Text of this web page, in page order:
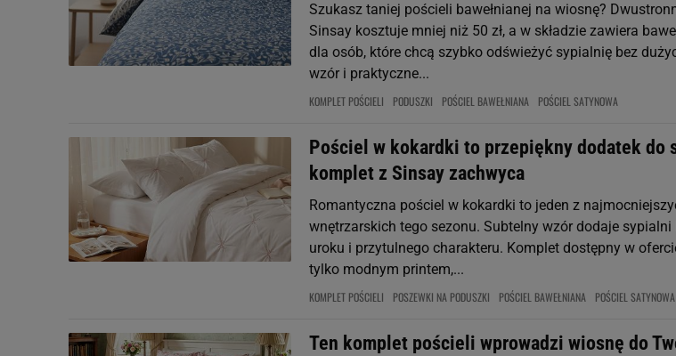
Szukasz taniej pościeli bawełnianej na wiosnę?
Sinsay kosztuje mniej niż 50 zł, a w składzie zawiera
dla osób, które chcą szybko odświeżyć sypialnię bez
wzór i praktyczne...
KOMPLET POŚCIELI PODUSZKI POŚCIEL BAWEŁNIANA POŚCIEL SATYNOWA
Pościel w kokardki to przepiękny dodatek do
komplet z Sinsay zachwyca
Romantyczna pościel w kokardki to jeden z
wnętrzarskich tego sezonu. Subtelny wzór dodaje
uroku i przytulnego charakteru. Komplet dostępny w
tylko modnym printem,...
KOMPLET POŚCIELI POSZEWKI NA PODUSZKI POŚCIEL BAWEŁNIANA POŚCIEL SATYNOWA
Ten komplet pościeli wprowadzi wiosnę do